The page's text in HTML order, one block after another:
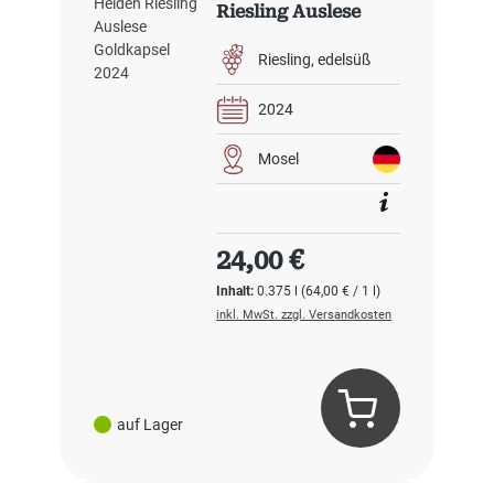
auf Lager
Riesling Auslese
Riesling edelsüß
2024
Mosel
Inhalt:0.375 l(64,00 € / 1 l)
Regulärer Preis:
24,00 €
inkl. MwSt. zzgl. Versandkosten